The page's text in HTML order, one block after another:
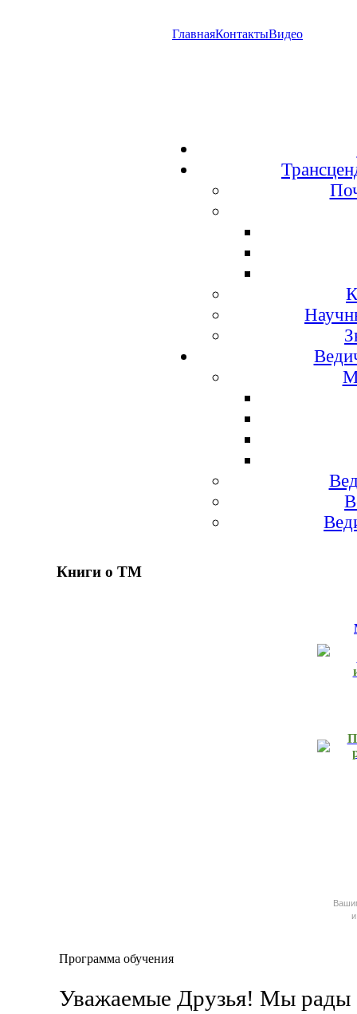
ГлавнаяКонтактыВидео
Книги о ТМ
Программа обучения
Уважаемые Друзья! Мы рады